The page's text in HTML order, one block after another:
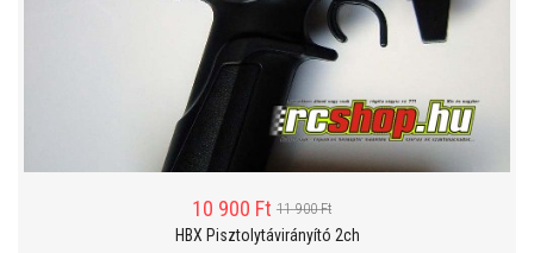
10 900 Ft 11 900 Ft
HBX Pisztolytávirányító 2ch